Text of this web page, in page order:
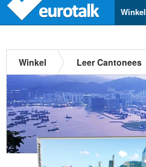
Winkel
Winkel Leer Cantonees